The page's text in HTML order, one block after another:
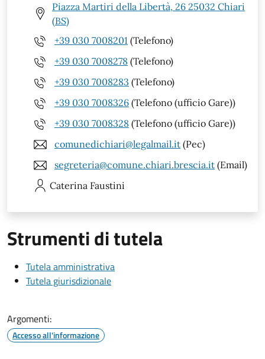
Piazza Martiri della Libertà, 26 25032 Chiari
(BS)
+39 030 7008201 (Telefono)
+39 030 7008278 (Telefono)
+39 030 7008283 (Telefono)
+39 030 7008326 (Telefono (ufficio Gare))
+39 030 7008328 (Telefono (ufficio Gare))
comunedichiari@legalmail.it (Pec)
segreteria@comune.chiari.brescia.it (Email)
Caterina Faustini
Strumenti di tutela
Tutela amministrativa
Tutela giurisdizionale
Argomenti:
Accesso all'informazione